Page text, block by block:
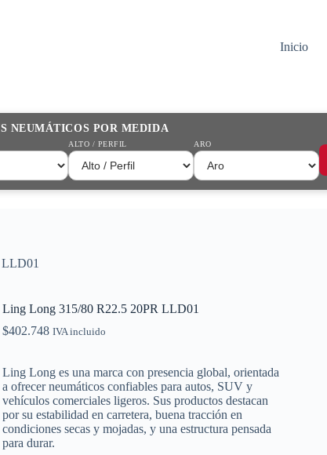
Inicio
NEUMÁTICOS POR MEDIDA
ALTO / PERFIL ARO
Ling Long 315/80 R22.5 20PR LLD01
$402.748 IVA incluido
Ling Long es una marca con presencia global, orientada
a ofrecer neumáticos confiables para autos, SUV y
vehículos comerciales ligeros. Sus productos destacan
por su estabilidad en carretera, buena tracción en
condiciones secas y mojadas, y una estructura pensada
para durar.